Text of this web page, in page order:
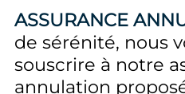
ASSURANCE
de sérénité, nous
souscrire à notre
annulation